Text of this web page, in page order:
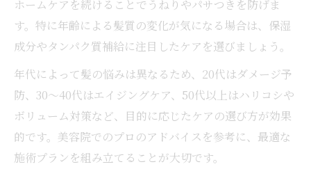
ホームケアを続けることでうねりやパサつきを防げま
す。特に年齢による髪質の変化が気になる場合は、保湿
成分やタンパク質補給に注目したケアを選びましょう。
年代によって髪の悩みは異なるため、20代はダメージ予
防、30～40代はエイジングケア、50代以上はハリコシや
ボリューム対策など、目的に応じたケアの選び方が効果
的です。美容院でのプロのアドバイスを参考に、最適な
施術プランを組み立てることが大切です。